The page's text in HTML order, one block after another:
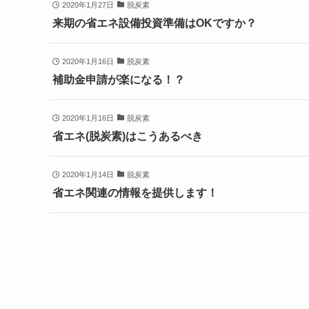
2020年1月27日 脱炭素
来期の省エネ設備投資準備はOKですか？
2020年1月16日 脱炭素
補助金申請が楽になる！？
2020年1月16日 脱炭素
省エネ(脱炭素)はこうあるべき
2020年1月14日 脱炭素
省エネ関連の情報を提供します！